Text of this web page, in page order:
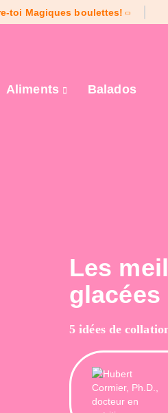
toi Magiques boulettes!
Aliments Balados
Les
glacées
5 idées de